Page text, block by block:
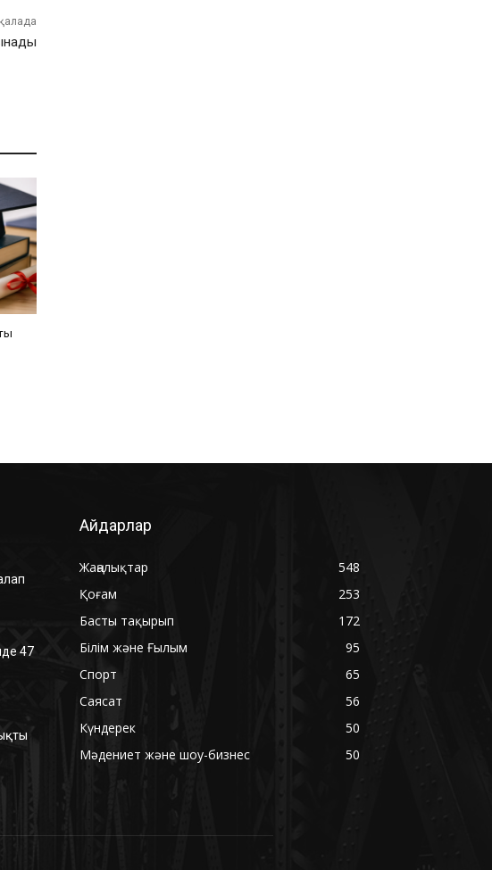
47
Айдарлар
Жаңалықтар
548
Қоғам
253
Басты тақырып
172
Білім және Ғылым
95
Спорт
65
Саясат
56
Күндерек
50
Мәдениет және шоу-бизнес
50